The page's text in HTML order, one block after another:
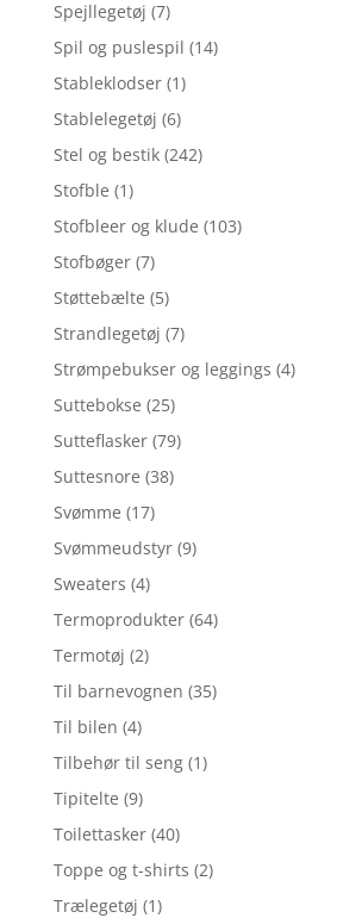
Spejllegetøj (7)
Spil og puslespil (14)
Stableklodser (1)
Stablelegetøj (6)
Stel og bestik (242)
Stofble (1)
Stofbleer og klude (103)
Stofbøger (7)
Støttebælte (5)
Strandlegetøj (7)
Strømpebukser og leggings (4)
Suttebokse (25)
Sutteflasker (79)
Suttesnore (38)
Svømme (17)
Svømmeudstyr (9)
Sweaters (4)
Termoprodukter (64)
Termotøj (2)
Til barnevognen (35)
Til bilen (4)
Tilbehør til seng (1)
Tipitelte (9)
Toilettasker (40)
Toppe og t-shirts (2)
Trælegetøj (1)